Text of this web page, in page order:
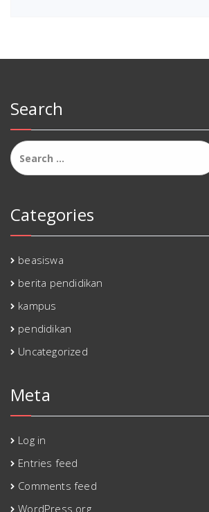
Search
Search
for:
Categories
beasiswa
berita pendidikan
kampus
pendidikan
Uncategorized
Meta
Log in
Entries feed
Comments feed
WordPress.org